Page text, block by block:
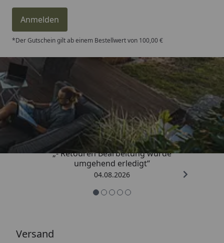
Anmelden
*Der Gutschein gilt ab einem Bestellwert von 100,00 €
Trusted Shops
4,81/ 5
„- Retouren Bearbeitung wurde
umgehend erledigt“
04.08.2026
Versand